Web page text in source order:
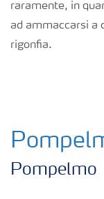
raramente, in
ad ammaccarsi a
rigonfia.
Pompelmo